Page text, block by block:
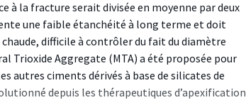
à la fracture serait divisée en moyenne par deux
une faible étanchéité à long terme et doit
difficile à contrôler du fait du diamètre
Trioxide Aggregate (MTA) a été proposée pour
autres ciments dérivés à base de silicates de
depuis les thérapeutiques d’apexification